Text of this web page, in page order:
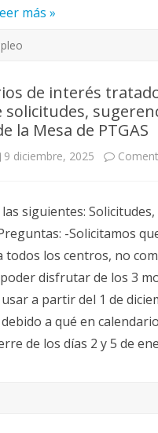
más »
de interés
la Mesa de PTGAS
9 diciembre, 2025
siguientes: Solicitudes,
-Solicitamos
todos los centros, no
disfrutar de los 3
a partir del 1 de
a qué en
de los días 2 y 5 de